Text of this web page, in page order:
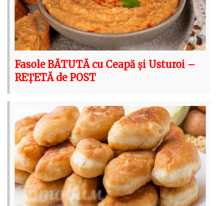
Fasole BĂTUTĂ cu Ceapă și Usturoi –
REȚETĂ de POST